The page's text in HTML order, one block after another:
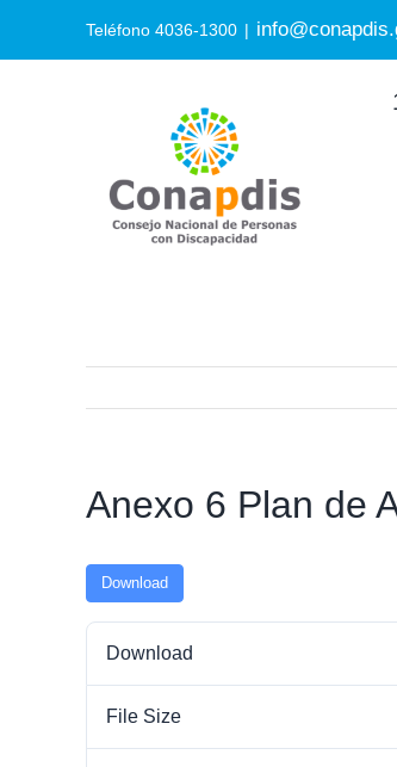
Teléfono 4036-1300 |
Anexo 6 Plan de
Download
Download
File Size